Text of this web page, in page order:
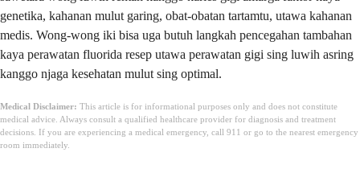
genetika, kahanan mulut garing, obat-obatan tartamtu, utawa kahanan
medis. Wong-wong iki bisa uga butuh langkah pencegahan tambahan
kaya perawatan fluorida resep utawa perawatan gigi sing luwih asring
kanggo njaga kesehatan mulut sing optimal.
Medical Disclaimer: This article is for informational purposes only and does not constitute
medical advice. Always consult a qualified healthcare provider for diagnosis and treatment
decisions. If you are experiencing a medical emergency, call 911 or go to the nearest emergency
room immediately.